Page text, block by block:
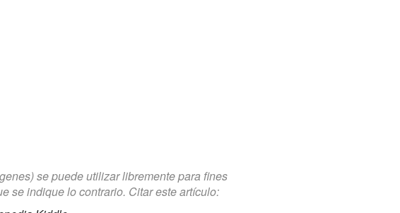
se puede utilizar libremente para fines
se indique lo contrario. Citar este artículo: